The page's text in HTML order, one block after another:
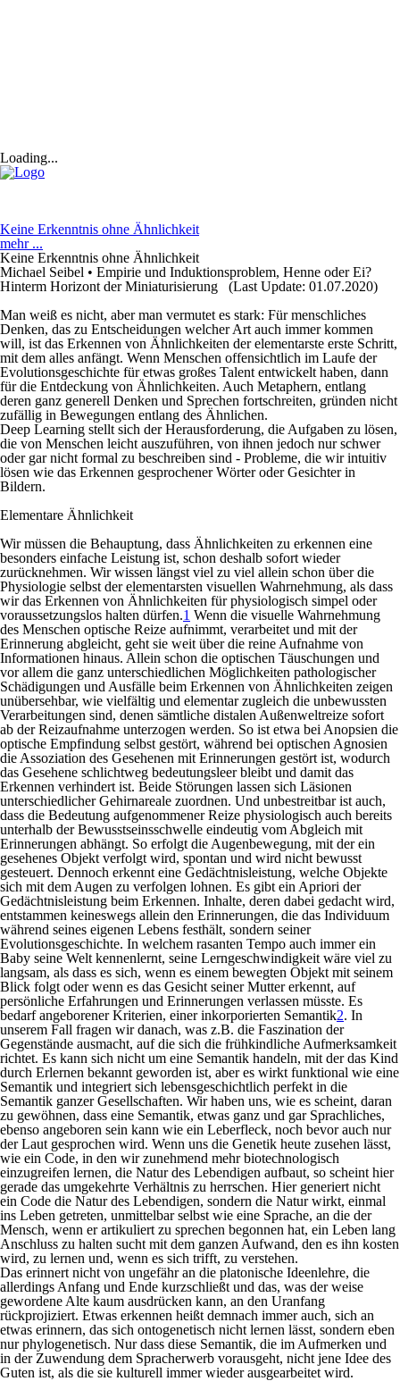
Loading...
Keine Erkenntnis ohne Ähnlichkeit
mehr ...
Keine Erkenntnis ohne Ähnlichkeit
Michael Seibel • Empirie und Induktionsproblem, Henne oder Ei?
Hinterm Horizont der Miniaturisierung (Last Update: 01.07.2020)
Man weiß es nicht, aber man vermutet es stark: Für menschliches
Denken, das zu Entscheidungen welcher Art auch immer kommen
will, ist das Erkennen von Ähnlichkeiten der elementarste erste Schritt,
mit dem alles anfängt. Wenn Menschen offensichtlich im Laufe der
Evolutionsgeschichte für etwas großes Talent entwickelt haben, dann
für die Entdeckung von Ähnlichkeiten. Auch Metaphern, entlang
deren ganz generell Denken und Sprechen fortschreiten, gründen nicht
zufällig in Bewegungen entlang des Ähnlichen.
Deep Learning stellt sich der Herausforderung, die Aufgaben zu lösen,
die von Menschen leicht auszuführen, von ihnen jedoch nur schwer
oder gar nicht formal zu beschreiben sind - Probleme, die wir intuitiv
lösen wie das Erkennen gesprochener Wörter oder Gesichter in
Bildern.
Elementare Ähnlichkeit
Wir müssen die Behauptung, dass Ähnlichkeiten zu erkennen eine
besonders einfache Leistung ist, schon deshalb sofort wieder
zurücknehmen. Wir wissen längst viel zu viel allein schon über die
Physiologie selbst der elementarsten visuellen Wahrnehmung, als dass
wir das Erkennen von Ähnlichkeiten für physiologisch simpel oder
voraussetzungslos halten dürfen.1 Wenn die visuelle Wahrnehmung
des Menschen optische Reize aufnimmt, verarbeitet und mit der
Erinnerung abgleicht, geht sie weit über die reine Aufnahme von
Informationen hinaus. Allein schon die optischen Täuschungen und
vor allem die ganz unterschiedlichen Möglichkeiten pathologischer
Schädigungen und Ausfälle beim Erkennen von Ähnlichkeiten zeigen
unübersehbar, wie vielfältig und elementar zugleich die unbewussten
Verarbeitungen sind, denen sämtliche distalen Außenweltreize sofort
ab der Reizaufnahme unterzogen werden. So ist etwa bei Anopsien die
optische Empfindung selbst gestört, während bei optischen Agnosien
die Assoziation des Gesehenen mit Erinnerungen gestört ist, wodurch
das Gesehene schlichtweg bedeutungsleer bleibt und damit das
Erkennen verhindert ist. Beide Störungen lassen sich Läsionen
unterschiedlicher Gehirnareale zuordnen. Und unbestreitbar ist auch,
dass die Bedeutung aufgenommener Reize physiologisch auch bereits
unterhalb der Bewusstseinsschwelle eindeutig vom Abgleich mit
Erinnerungen abhängt. So erfolgt die Augenbewegung, mit der ein
gesehenes Objekt verfolgt wird, spontan und wird nicht bewusst
gesteuert. Dennoch erkennt eine Gedächtnisleistung, welche Objekte
sich mit dem Augen zu verfolgen lohnen. Es gibt ein Apriori der
Gedächtnisleistung beim Erkennen. Inhalte, deren dabei gedacht wird,
entstammen keineswegs allein den Erinnerungen, die das Individuum
während seines eigenen Lebens festhält, sondern seiner
Evolutionsgeschichte. In welchem rasanten Tempo auch immer ein
Baby seine Welt kennenlernt, seine Lerngeschwindigkeit wäre viel zu
langsam, als dass es sich, wenn es einem bewegten Objekt mit seinem
Blick folgt oder wenn es das Gesicht seiner Mutter erkennt, auf
persönliche Erfahrungen und Erinnerungen verlassen müsste. Es
bedarf angeborener Kriterien, einerinkorporierten Semantik2. In
unserem Fall fragen wir danach, was z.B. die Faszination der
Gegenstände ausmacht, auf die sich die frühkindliche Aufmerksamkeit
richtet. Es kann sich nicht um eine Semantik handeln, mit der das Kind
durch Erlernen bekannt geworden ist, aber es wirkt funktional wie eine
Semantik und integriert sich lebensgeschichtlich perfekt in die
Semantik ganzer Gesellschaften. Wir haben uns, wie es scheint, daran
zu gewöhnen, dass eine Semantik, etwas ganz und gar Sprachliches,
ebenso angeboren sein kann wie ein Leberfleck, noch bevor auch nur
der Laut gesprochen wird. Wenn uns die Genetik heute zusehen lässt,
wie ein Code, in den wir zunehmend mehr biotechnologisch
einzugreifen lernen, die Natur des Lebendigen aufbaut, so scheint hier
gerade das umgekehrte Verhältnis zu herrschen. Hier generiert nicht
ein Code die Natur des Lebendigen, sondern die Natur wirkt, einmal
ins Leben getreten, unmittelbar selbst wie eine Sprache, an die der
Mensch, wenn er artikuliert zu sprechen begonnen hat, ein Leben lang
Anschluss zu halten sucht mit dem ganzen Aufwand, den es ihn kosten
wird, zu lernen und, wenn es sich trifft, zu verstehen.
Das erinnert nicht von ungefähr an die platonische Ideenlehre, die
allerdings Anfang und Ende kurzschließt und das, was der weise
gewordene Alte kaum ausdrücken kann, an den Uranfang
rückprojiziert. Etwas erkennen heißt demnach immer auch, sich an
etwas erinnern, das sich ontogenetisch nicht lernen lässt, sondern eben
nur phylogenetisch. Nur dass diese Semantik, die im Aufmerken und
in der Zuwendung dem Spracherwerb vorausgeht, nicht jene Idee des
Guten ist, als die sie kulturell immer wieder ausgearbeitet wird.